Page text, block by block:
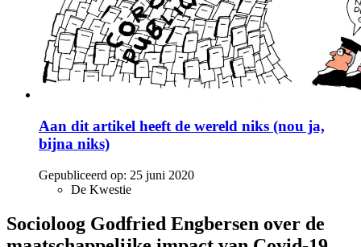
Aan dit artikel heeft de wereld niks (nou ja,
bijna niks)
Gepubliceerd op: 25 juni 2020
De Kwestie
Socioloog Godfried Engbersen over de